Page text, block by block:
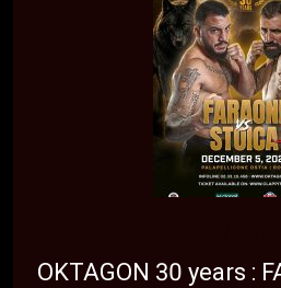
OKTAGON 30 years :